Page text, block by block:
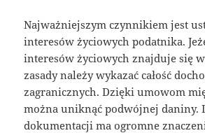
Najważniejszym czynnikiem jest
interesów życiowych podatnika.
interesów życiowych znajduje się w
zasady należy wykazać całość
zagranicznych. Dzięki umowom
można uniknąć podwójnej daniny.
dokumentacji ma ogromne